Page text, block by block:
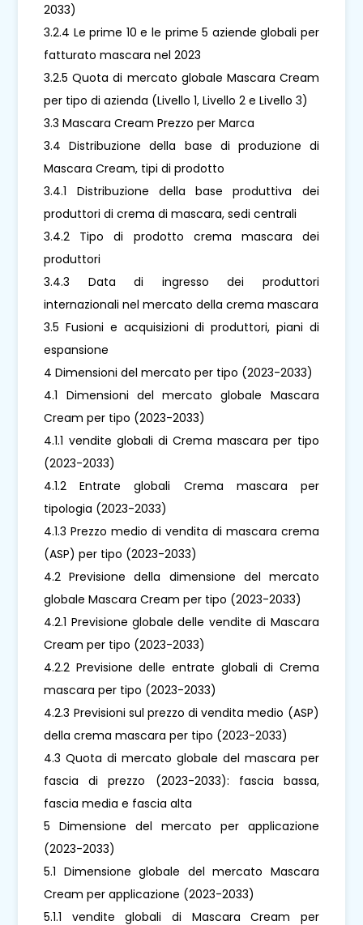
2033)
3.2.4 Le prime 10 e le prime 5 aziende globali per
fatturato mascara nel 2023
3.2.5 Quota di mercato globale Mascara Cream
per tipo di azienda (Livello 1, Livello 2 e Livello 3)
3.3 Mascara Cream Prezzo per Marca
3.4 Distribuzione della base di produzione di
Mascara Cream, tipi di prodotto
3.4.1 Distribuzione della base produttiva dei
produttori di crema di mascara, sedi centrali
3.4.2 Tipo di prodotto crema mascara dei
produttori
3.4.3 Data di ingresso dei produttori
internazionali nel mercato della crema mascara
3.5 Fusioni e acquisizioni di produttori, piani di
espansione
4 Dimensioni del mercato per tipo (2023-2033)
4.1 Dimensioni del mercato globale Mascara
Cream per tipo (2023-2033)
4.1.1 vendite globali di Crema mascara per tipo
(2023-2033)
4.1.2 Entrate globali Crema mascara per
tipologia (2023-2033)
4.1.3 Prezzo medio di vendita di mascara crema
(ASP) per tipo (2023-2033)
4.2 Previsione della dimensione del mercato
globale Mascara Cream per tipo (2023-2033)
4.2.1 Previsione globale delle vendite di Mascara
Cream per tipo (2023-2033)
4.2.2 Previsione delle entrate globali di Crema
mascara per tipo (2023-2033)
4.2.3 Previsioni sul prezzo di vendita medio (ASP)
della crema mascara per tipo (2023-2033)
4.3 Quota di mercato globale del mascara per
fascia di prezzo (2023-2033): fascia bassa,
fascia media e fascia alta
5 Dimensione del mercato per applicazione
(2023-2033)
5.1 Dimensione globale del mercato Mascara
Cream per applicazione (2023-2033)
5.1.1 vendite globali di Mascara Cream per